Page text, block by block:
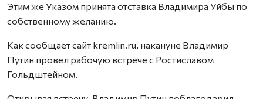
Этим же Указом принята отставка Владимира Уйбы по
собственному желанию.
Как сообщает сайт kremlin.ru, накануне Владимир
Путин провел рабочую встрече с Ростиславом
Гольдштейном.